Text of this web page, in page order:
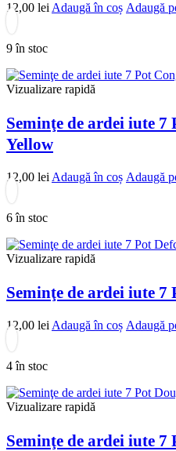
12,00 lei Adaugă în coș Adaugă
9 în stoc
Vizualizare rapidă
Seminţe de ardei iute
Yellow
12,00 lei Adaugă în coș Adaugă
6 în stoc
Vizualizare rapidă
Seminţe de ardei iute 7
12,00 lei Adaugă în coș Adaugă
4 în stoc
Vizualizare rapidă
Seminţe de ardei iute